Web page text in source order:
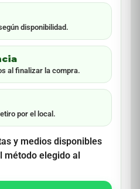
disponibilidad.
al finalizar la compra.
por el local.
y medios disponibles
método elegido al